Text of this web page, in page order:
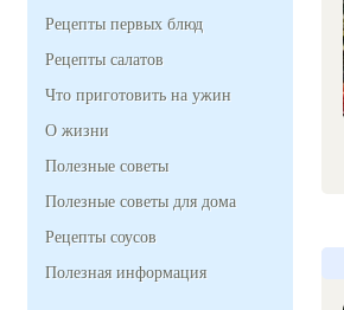
Рецепты первых блюд
Рецепты салатов
Что приготовить на ужин
О жизни
Полезные советы
Полезные советы для дома
Рецепты соусов
Полезная информация